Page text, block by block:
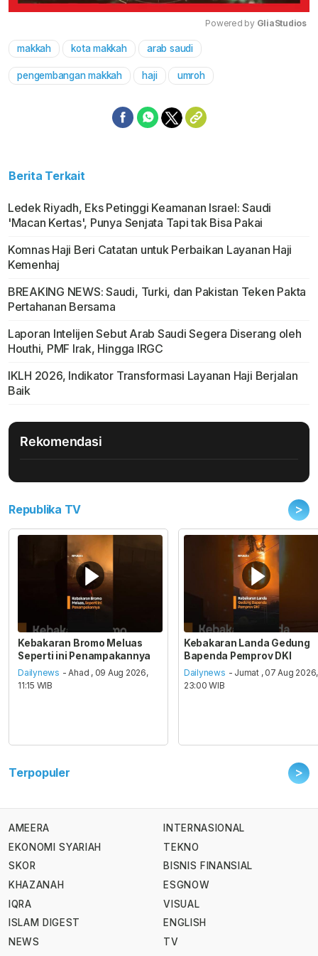
Powered by GliaStudios
makkah kota makkah arab saudi
pengembangan makkah haji umroh
Berita Terkait
Ledek Riyadh, Eks Petinggi Keamanan Israel: Saudi
'Macan Kertas', Punya Senjata Tapi tak Bisa Pakai
Komnas Haji Beri Catatan untuk Perbaikan Layanan Haji
Kemenhaj
BREAKING NEWS: Saudi, Turki, dan Pakistan Teken Pakta
Pertahanan Bersama
Laporan Intelijen Sebut Arab Saudi Segera Diserang oleh
Houthi, PMF Irak, Hingga IRGC
IKLH 2026, Indikator Transformasi Layanan Haji Berjalan
Baik
Rekomendasi
Republika TV >
Kebakaran Bromo Meluas
Seperti ini Penampakannya
Dailynews - Ahad , 09 Aug 2026,
11:15 WIB
Kebakaran Landa Gedung
Bapenda Pemprov DKI
Dailynews - Jumat , 07 Aug 2026,
23:00 WIB
Terpopuler >
AMEERA
EKONOMI SYARIAH
SKOR
KHAZANAH
IQRA
ISLAM DIGEST
NEWS
INTERNASIONAL
TEKNO
BISNIS FINANSIAL
ESGNOW
VISUAL
ENGLISH
TV